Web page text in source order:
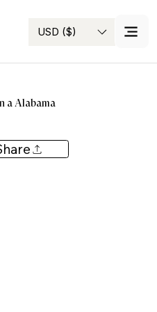
USD ($)
a Alabama